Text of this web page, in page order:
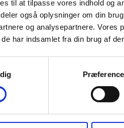
til at tilpasse vores indhold og
også oplysninger om din
og analysepartnere. Vores
har indsamlet fra din brug af